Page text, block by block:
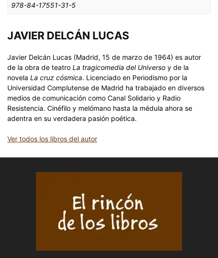
978-84-17551-31-5
JAVIER DELCÁN LUCAS
Javier Delcán Lucas (Madrid, 15 de marzo de 1964) es autor
de la obra de teatro La tragicomedia del Universo y de la
novela La cruz cósmica. Licenciado en Periodismo por la
Universidad Complutense de Madrid ha trabajado en diversos
medios de comunicación como Canal Solidario y Radio
Resistencia. Cinéfilo y melómano hasta la médula ahora se
adentra en su verdadera pasión poética.
Ver todos los libros del autor